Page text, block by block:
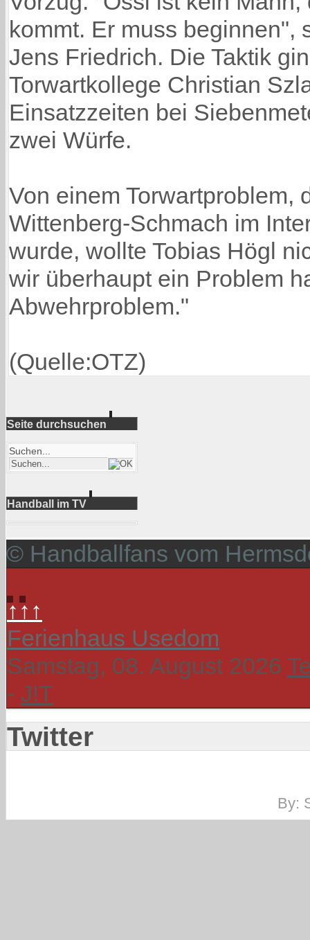
kommt. Er muss beginnen",
Jens Friedrich. Die Taktik
Torwartkollege Christian
Einsatzzeiten bei
zwei Würfe.
Von einem Torwartproblem,
Wittenberg-Schmach im
wurde, wollte Tobias Högl
wir überhaupt ein Problem
Abwehrproblem."
(Quelle:OTZ)
Seite durchsuchen
Suchen...
Handball im TV
© Handballfans vom
↑↑↑
Ferienhaus Usedom
Samstag, 08. August 2026
- J!T
Twitter
By: